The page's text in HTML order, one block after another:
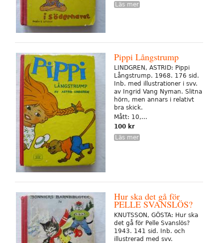
Läs mer
Pippi Långstrump
LINDGREN, ASTRID: Pippi
Långstrump. 1968. 176 sid.
Inb. med illustrationer i svv.
av Ingrid Vang Nyman. Slitna
hörn, men annars i relativt
bra skick.
Mått: 10,...
100 kr
Läs mer
Hur ska det gå för
PELLE SVANSLÖS?
KNUTSSON, GÖSTA: Hur ska
det gå för Pelle Svanslös?
1943. 141 sid. Inb. och
illustrerad med svv.